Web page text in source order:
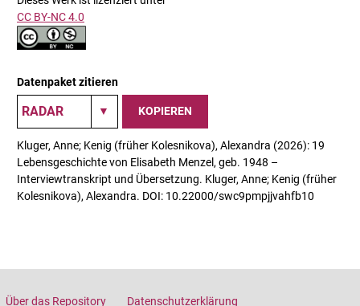
CC BY-NC 4.0
Datenpaket zitieren
KOPIEREN
Kluger, Anne; Kenig (früher Kolesnikova), Alexandra (2026): 19
Lebensgeschichte von Elisabeth Menzel, geb. 1948 –
Interviewtranskript und Übersetzung. Kluger, Anne; Kenig (früher
Kolesnikova), Alexandra. DOI: 10.22000/swc9pmpjjvahfb10
Über das Repository Datenschutzerklärung